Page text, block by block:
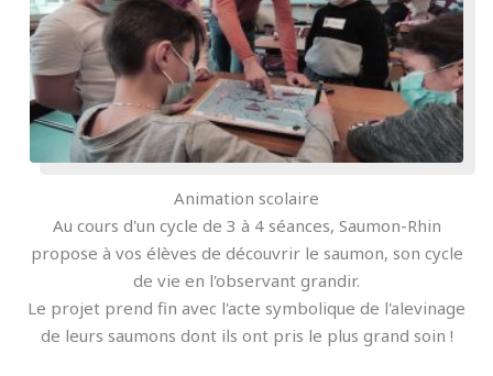
Animation scolaire
Au cours d'un cycle de 3 à 4 séances, Saumon-Rhin
propose à vos élèves de découvrir le saumon, son cycle
de vie en l'observant grandir.
Le projet prend fin avec l'acte symbolique de l'alevinage
de leurs saumons dont ils ont pris le plus grand soin !